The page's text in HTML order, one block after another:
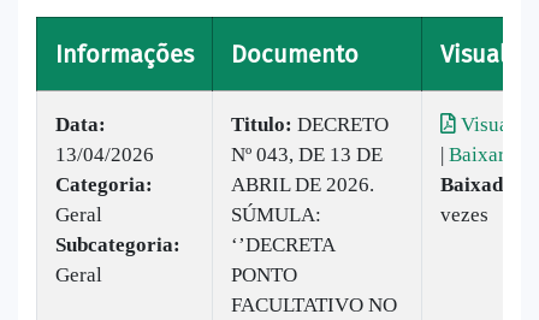
Informações Documento
Data:
13/04/2026
Categoria:
Geral
Subcategoria:
Geral
Titulo: DECRETO
Nº 043, DE 13 DE
ABRIL DE 2026.
SÚMULA:
‘’DECRETA
PONTO
FACULTATIVO NO
| Baixar
Baixado:
vezes